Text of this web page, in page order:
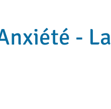
- La
- La